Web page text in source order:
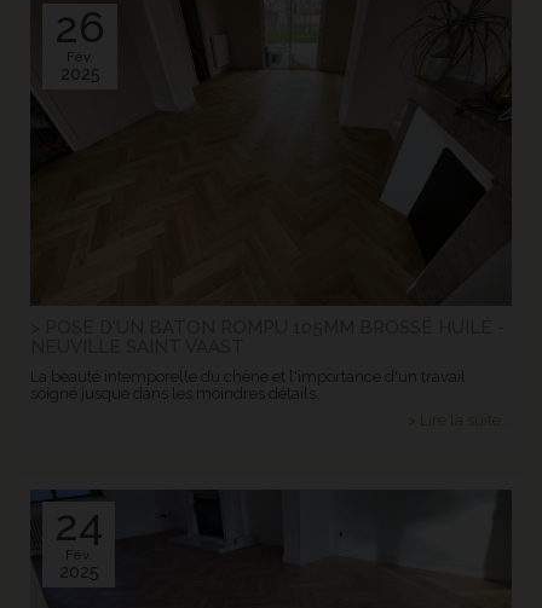
26
Fév.
2025
La beauté intemporelle du chêne et l'importance d'un travail
soigné jusque dans les moindres détails.
> Lire la suite...
24
Fév.
2025